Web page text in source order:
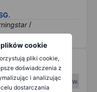
cookie
pliki cookie,
doświadczenia z
i analizując
dostarczania
/
W I kw.
W II kw.